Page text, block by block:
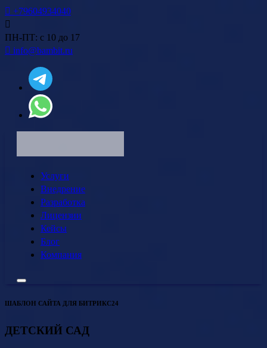
+79604934040
ПН-ПТ: с 10 до 17
info@bambit.ru
Услуги
Внедрение
Разработка
Лицензии
Кейсы
Блог
Компания
ШАБЛОН САЙТА ДЛЯ БИТРИКС24
ДЕТСКИЙ САД